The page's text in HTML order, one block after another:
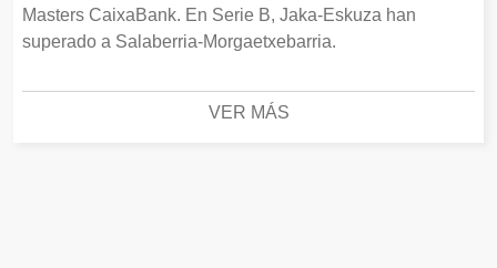
Masters CaixaBank. En Serie B, Jaka-Eskuza han
superado a Salaberria-Morgaetxebarria.
VER MÁS